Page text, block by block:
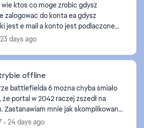
ktos co moge zrobic gdysz
zalogowac do konta ea gdysz
jest e mail a konto jest podlaczone
co niemoge w nic zagrac bo cały
23 days ago
offline
battlefielda 6 można chyba śmiało
portal w 2042 raczej zszedł na
Zastanawiam mnie jak skomplikowana
modyfikatorów rozgrywki z
24 days ago